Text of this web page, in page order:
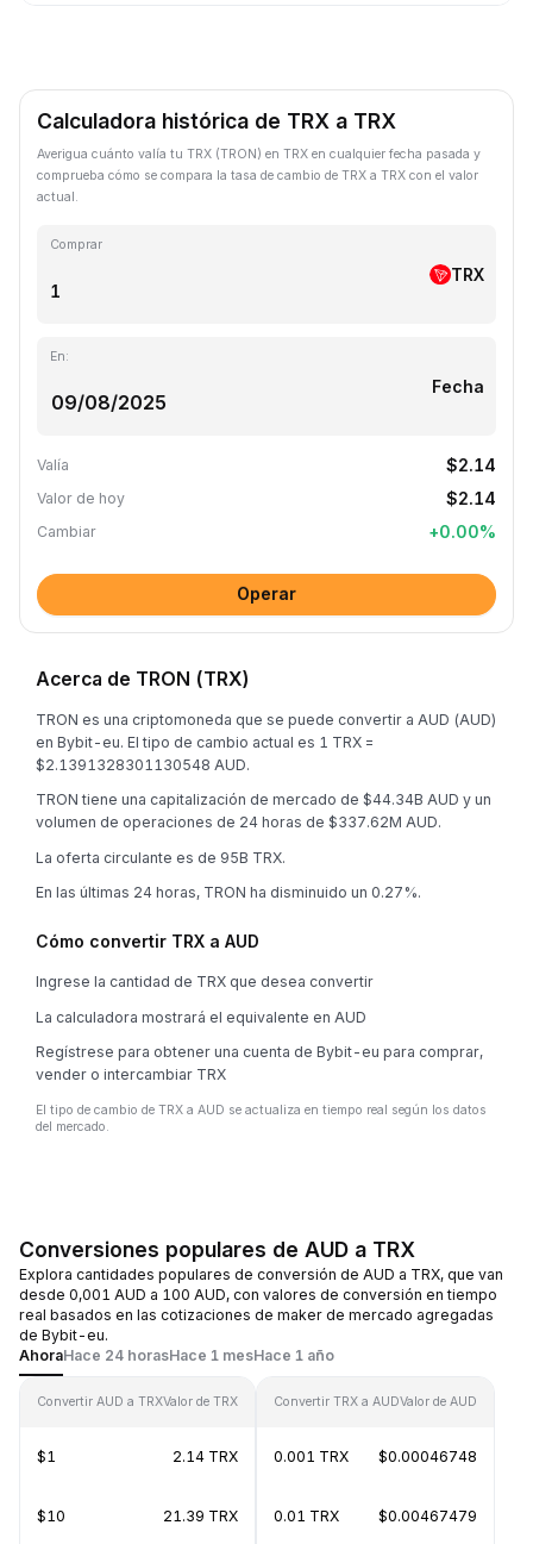
Calculadora histórica de TRX a TRX
Averigua cuánto valía tu TRX (TRON) en TRX en cualquier fecha pasada y
comprueba cómo se compara la tasa de cambio de TRX a TRX con el valor
actual.
Comprar
TRX
En:
Fecha
Valía $2.14
Valor de hoy $2.14
Cambiar +0.00%
Operar
Acerca de TRON (TRX)
TRON es una criptomoneda que se puede convertir a AUD (AUD)
en Bybit-eu. El tipo de cambio actual es 1 TRX =
$2.1391328301130548 AUD.
TRON tiene una capitalización de mercado de $44.34B AUD y un
volumen de operaciones de 24 horas de $337.62M AUD.
La oferta circulante es de 95B TRX.
En las últimas 24 horas, TRON ha disminuido un 0.27%.
Cómo convertir TRX a AUD
Ingrese la cantidad de TRX que desea convertir
La calculadora mostrará el equivalente en AUD
Regístrese para obtener una cuenta de Bybit-eu para comprar,
vender o intercambiar TRX
El tipo de cambio de TRX a AUD se actualiza en tiempo real según los datos
del mercado.
Conversiones populares de AUD a TRX
Explora cantidades populares de conversión de AUD a TRX, que van
desde 0,001 AUD a 100 AUD, con valores de conversión en tiempo
real basados en las cotizaciones de maker de mercado agregadas
de Bybit-eu.
AhoraHace 24 horasHace 1 mesHace 1 año
Convertir AUD a TRXValor de TRX
$1 2.14 TRX
$10 21.39 TRX
Convertir TRX a AUDValor de AUD
0.001 TRX $0.00046748
0.01 TRX $0.00467479